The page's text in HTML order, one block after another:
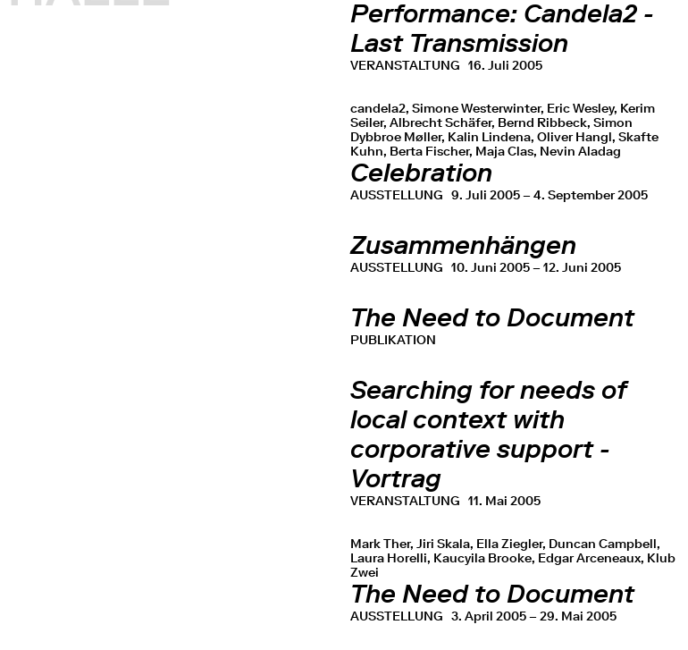
Performance: Candela2 -
Last Transmission
VERANSTALTUNG 16. Juli 2005
candela2, Simone Westerwinter, Eric Wesley, Kerim
Seiler, Albrecht Schäfer, Bernd Ribbeck, Simon
Dybbroe Møller, Kalin Lindena, Oliver Hangl, Skafte
Kuhn, Berta Fischer, Maja Clas, Nevin Aladag
Celebration
AUSSTELLUNG 9. Juli 2005 – 4. September 2005
Zusammenhängen
AUSSTELLUNG 10. Juni 2005 – 12. Juni 2005
The Need to Document
PUBLIKATION
Searching for needs of
local context with
corporative support -
Vortrag
VERANSTALTUNG 11. Mai 2005
Mark Ther, Jiri Skala, Ella Ziegler, Duncan Campbell,
Laura Horelli, Kaucyila Brooke, Edgar Arceneaux, Klub
Zwei
The Need to Document
AUSSTELLUNG 3. April 2005 – 29. Mai 2005